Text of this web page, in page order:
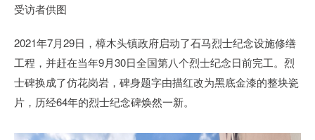
受访者供图
2021年7月29日，樟木头镇政府启动了石马烈士纪念设施修缮
工程，并赶在当年9月30日全国第八个烈士纪念日前完工。烈
士碑换成了仿花岗岩，碑身题字由描红改为黑底金漆的整块瓷
片，历经64年的烈士纪念碑焕然一新。